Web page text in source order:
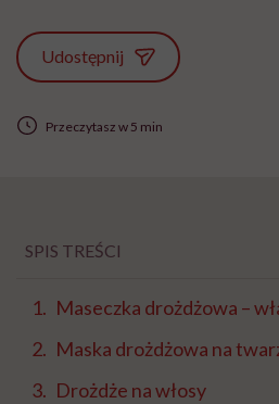
Udostępnij
Przeczytasz w 5 min
SPIS TREŚCI
Maseczka drożdżowa –
Maska drożdżowa na
Drożdże na włosy